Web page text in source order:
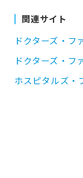
関連サイト
ドクターズ・フ
ドクターズ・フ
ホスピタルズ・